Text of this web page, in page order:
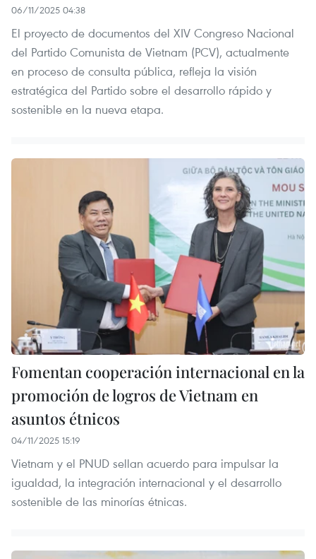
06/11/2025 04:38
El proyecto de documentos del XIV Congreso Nacional
del Partido Comunista de Vietnam (PCV), actualmente
en proceso de consulta pública, refleja la visión
estratégica del Partido sobre el desarrollo rápido y
sostenible en la nueva etapa.
Fomentan cooperación internacional en la
promoción de logros de Vietnam en
asuntos étnicos
04/11/2025 15:19
Vietnam y el PNUD sellan acuerdo para impulsar la
igualdad, la integración internacional y el desarrollo
sostenible de las minorías étnicas.